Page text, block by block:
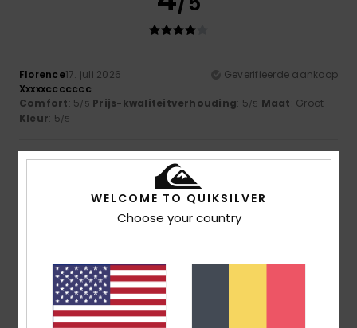
Florence17. juli 2026
Geverifieerde aankoop
Xxxxxccccccc
Comfort: 5/5 Prijs-kwaliteitverhouding: 5/5 Maat: Groot
Kleur: 5/5
5/5
Comfort: 5/5 Prijs-kwaliteitverhouding
: 5/5
Ik raad dit product aan
WELCOME TO QUIKSILVER
Choose your country